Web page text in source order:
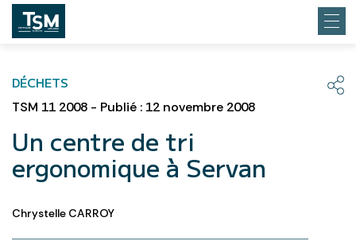
DÉCHETS
TSM 11 2008 - Publié : 12 novembre 2008
Un centre de tri
ergonomique à Servan
Chrystelle CARROY